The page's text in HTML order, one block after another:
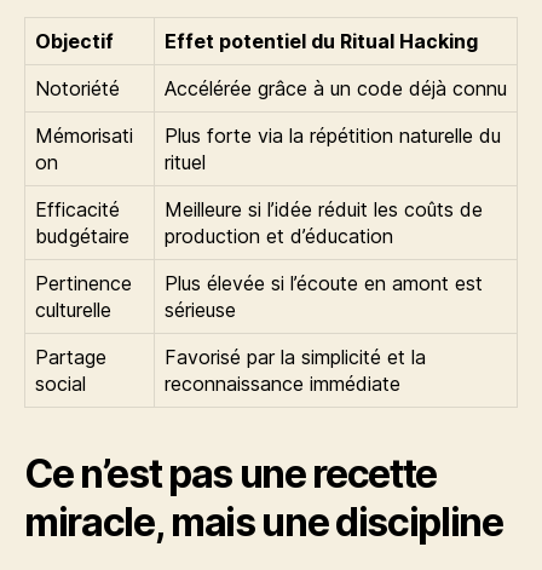
Objectif
Effet potentiel du Ritual Hacking
Notoriété
Accélérée grâce à un code déjà connu
Mémorisati
on
Plus forte via la répétition naturelle du
rituel
Efficacité
budgétaire
Meilleure si l’idée réduit les coûts de
production et d’éducation
Pertinence
culturelle
Plus élevée si l’écoute en amont est
sérieuse
Partage
social
Favorisé par la simplicité et la
reconnaissance immédiate
Ce n’est pas une recette
miracle, mais une discipline